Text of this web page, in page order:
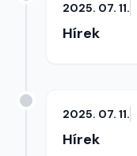
2025. 07. 11.
Hírek
2025. 07. 11.
Hírek